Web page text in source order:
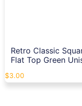
Retro Classic
Flat Top Green
$3.00